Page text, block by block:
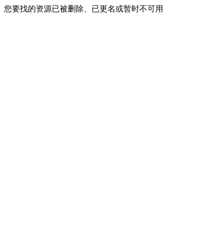
您要找的资源已被删除、已更名或暂时不可用